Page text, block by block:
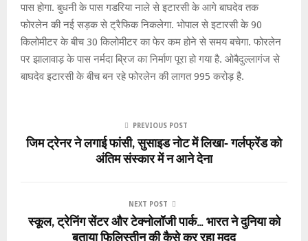
पास होगा. बुधनी के पास गडरिया नाले से इटारसी के आगे बाघदेव तक
फोरलेन की नई सड़क से ट्रैफिक निकलेगा. भोपाल से इटारसी के 90
किलोमीटर के बीच 30 किलोमीटर का फेर कम होने से समय बचेगा. फोरलेन
पर झालावाड़ के पास नर्मदा ब्रिज का निर्माण पूरा हो गया है. ओबैदुल्लागंज से
बाघदेव इटारसी के बीच बन रहे फोरलेन की लागत 995 करोड़ है.
PREVIOUS POST
जिम ट्रेनर ने लगाई फांसी, सुसाइड नोट में लिखा- गर्लफ्रेंड को
अंतिम संस्कार में न आने देना
NEXT POST
स्कूल, ट्रेनिंग सेंटर और टेक्नोलॉजी पार्क… भारत ने दुनिया को